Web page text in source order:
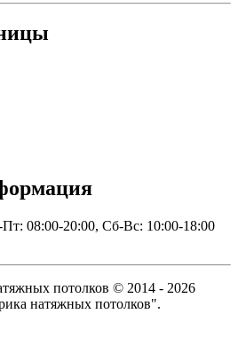
08:00-20:00, Сб-Вс: 10:00-18:00
потолков © 2014 - 2026
натяжных потолков".